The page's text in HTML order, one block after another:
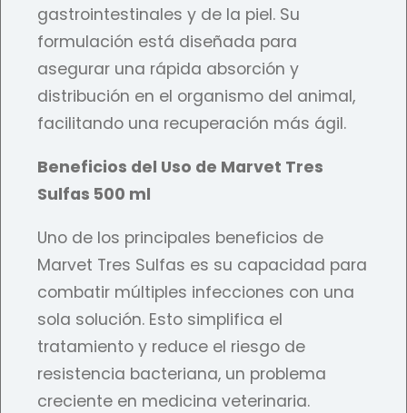
gastrointestinales y de la piel. Su
formulación está diseñada para
asegurar una rápida absorción y
distribución en el organismo del animal,
facilitando una recuperación más ágil.
Beneficios del Uso de Marvet Tres
Sulfas 500 ml
Uno de los principales beneficios de
Marvet Tres Sulfas es su capacidad para
combatir múltiples infecciones con una
sola solución. Esto simplifica el
tratamiento y reduce el riesgo de
resistencia bacteriana, un problema
creciente en medicina veterinaria.